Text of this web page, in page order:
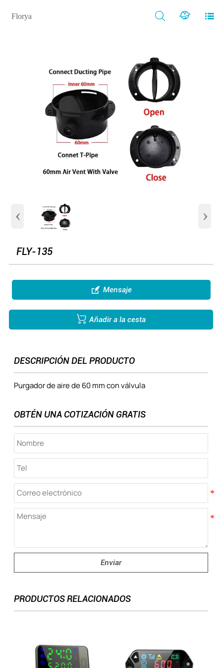
Florya   
‹ ›
FLY-135
 Mensaje
 Añadir a la cesta
DESCRIPCIÓN DEL PRODUCTO
Purgador de aire de 60 mm con válvula
OBTÉN UNA COTIZACIÓN GRATIS
Enviar
PRODUCTOS RELACIONADOS